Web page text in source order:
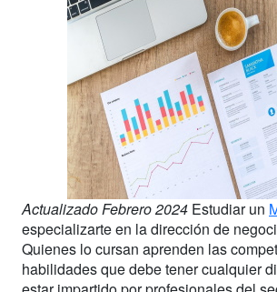
Actualizado Febrero 2024 Estudiar un
especializarte en la dirección de
Quienes lo cursan aprenden las
habilidades que debe tener cualquier